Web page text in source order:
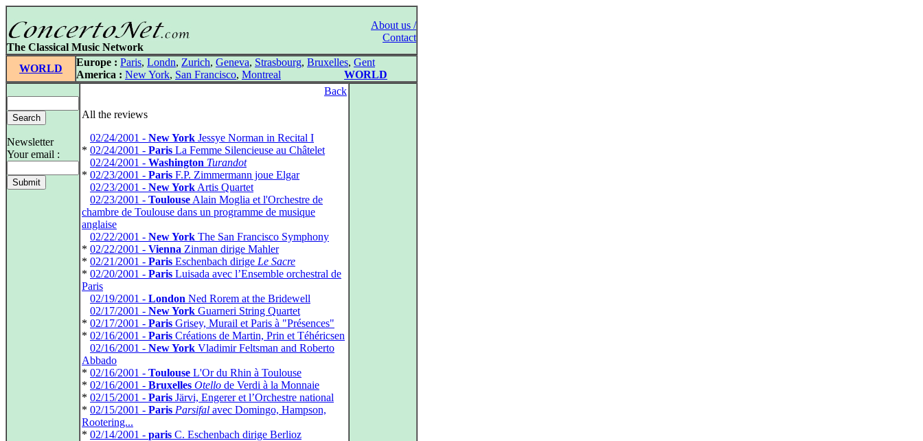
About us /
Contact
The Classical Music Network
WORLD
Europe : Paris, Londn, Zurich, Geneva, Strasbourg, Bruxelles, Gent
America : New York, San Francisco, Montreal WORLD
Newsletter
Your email :
Back
All the reviews
02/24/2001 - New York Jessye Norman in Recital I
* 02/24/2001 - Paris La Femme Silencieuse au Châtelet
02/24/2001 - Washington Turandot
* 02/23/2001 - Paris F.P. Zimmermann joue Elgar
02/23/2001 - New York Artis Quartet
02/23/2001 - Toulouse Alain Moglia et l'Orchestre de
chambre de Toulouse dans un programme de musique
anglaise
02/22/2001 - New York The San Francisco Symphony
* 02/22/2001 - Vienna Zinman dirige Mahler
* 02/21/2001 - Paris Eschenbach dirige Le Sacre
* 02/20/2001 - Paris Luisada avec l’Ensemble orchestral de
Paris
02/19/2001 - London Ned Rorem at the Bridewell
02/17/2001 - New York Guarneri String Quartet
* 02/17/2001 - Paris Grisey, Murail et Paris à "Présences"
* 02/16/2001 - Paris Créations de Martin, Prin et Téhéricsen
02/16/2001 - New York Vladimir Feltsman and Roberto
Abbado
* 02/16/2001 - Toulouse L'Or du Rhin à Toulouse
* 02/16/2001 - Bruxelles Otello de Verdi à la Monnaie
* 02/15/2001 - Paris Järvi, Engerer et l’Orchestre national
* 02/15/2001 - Paris Parsifal avec Domingo, Hampson,
Rootering...
* 02/14/2001 - paris C. Eschenbach dirige Berlioz